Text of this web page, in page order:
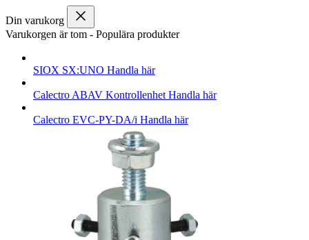
Din varukorg
Varukorgen är tom - Populära produkter
SIOX SX:UNO Handla här
Calectro ABAV Kontrollenhet Handla här
Calectro EVC-PY-DA/i Handla här